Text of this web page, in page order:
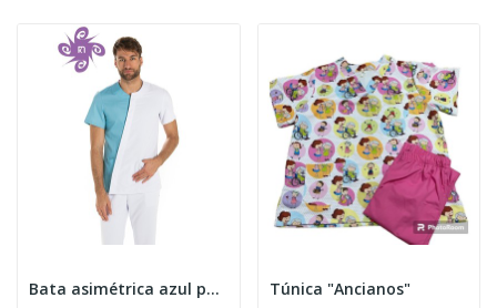
Bata asimétrica azul porcelana Túnica "Ancianos"